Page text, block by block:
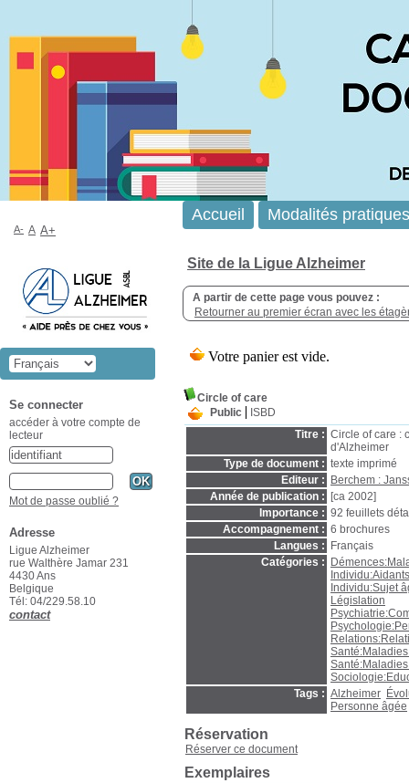
Site de la Ligue Alzheimer
A partir de cette page vous pouvez :
Retourner au premier écran avec les
Circle of care
Public
ISBD
Titre : Circle of care :
d'Alzheimer
Type de document : texte imprimé
Editeur :
Berchem :
Année de publication :
[ca 2002]
Importance : 92 feuillets
Accompagnement : 6 brochures
Langues :
Français
Catégories :
Individu:Sujet
Législation
Tags : Alzheimer
Personne âgée
Réservation
Réserver ce document
Exemplaires
Accueil Modalités pratiques
A- A A+
Se connecter
accéder à votre compte de
lecteur
Mot de passe oublié ?
Adresse
Ligue Alzheimer
rue Walthère Jamar 231
4430 Ans
Belgique
Tél: 04/229.58.10
contact